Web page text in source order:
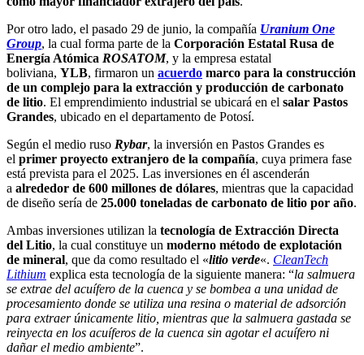
Por otro lado, el pasado 29 de junio, la compañía Uranium One
Group, la cual forma parte de la Corporación Estatal Rusa de
Energía Atómica ROSATOM, y la empresa estatal
boliviana, YLB, firmaron un acuerdo marco para la construcción
de un complejo para la extracción y producción de carbonato
de litio. El emprendimiento industrial se ubicará en el salar Pastos
Grandes, ubicado en el departamento de Potosí.
Según el medio ruso Rybar, la inversión en Pastos Grandes es
el primer proyecto extranjero de la compañía, cuya primera fase
está prevista para el 2025. Las inversiones en él ascenderán
a alrededor de 600 millones de dólares, mientras que la capacidad
de diseño sería de 25.000 toneladas de carbonato de litio por año.
Ambas inversiones utilizan la tecnología de Extracción Directa
del Litio, la cual constituye un moderno método de explotación
de mineral, que da como resultado el «litio verde«. CleanTech
Lithium explica esta tecnología de la siguiente manera: “la salmuera
se extrae del acuífero de la cuenca y se bombea a una unidad de
procesamiento donde se utiliza una resina o material de adsorción
para extraer únicamente litio, mientras que la salmuera gastada se
reinyecta en los acuíferos de la cuenca sin agotar el acuífero ni
dañar el medio ambiente”.